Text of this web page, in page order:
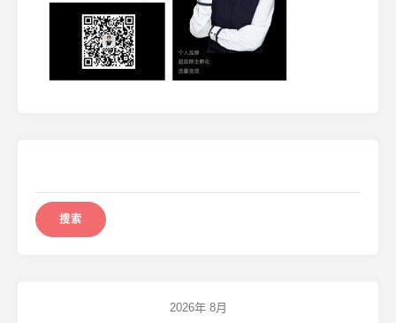
2026年 8月